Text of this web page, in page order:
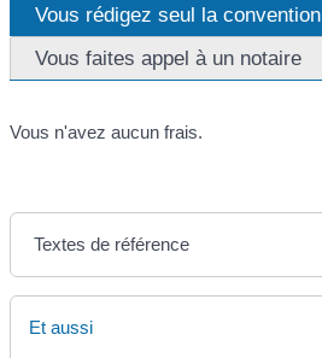
Vous rédigez seul la convention
Vous faites appel à un notaire
Vous n'avez aucun frais.
Textes de référence
Et aussi